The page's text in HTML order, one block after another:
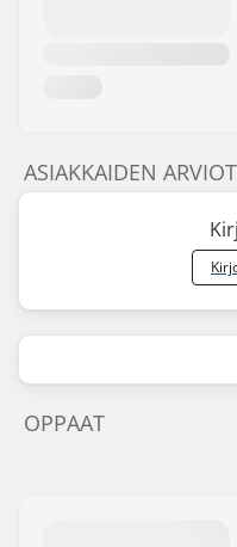
ASIAKKAIDEN ARVIOT
OPPAAT